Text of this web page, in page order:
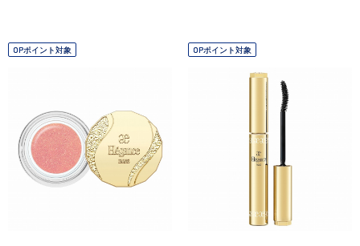
OPポイント対象 OPポイント対象